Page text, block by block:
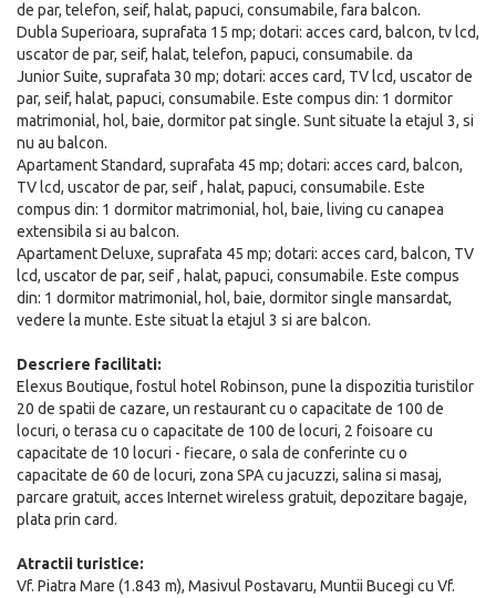
de par, telefon, seif, halat, papuci, consumabile, fara balcon.
Dubla Superioara, suprafata 15 mp; dotari: acces card, balcon, tv lcd,
uscator de par, seif, halat, telefon, papuci, consumabile. da
Junior Suite, suprafata 30 mp; dotari: acces card, TV lcd, uscator de
par, seif, halat, papuci, consumabile. Este compus din: 1 dormitor
matrimonial, hol, baie, dormitor pat single. Sunt situate la etajul 3, si
nu au balcon.
Apartament Standard, suprafata 45 mp; dotari: acces card, balcon,
TV lcd, uscator de par, seif , halat, papuci, consumabile. Este
compus din: 1 dormitor matrimonial, hol, baie, living cu canapea
extensibila si au balcon.
Apartament Deluxe, suprafata 45 mp; dotari: acces card, balcon, TV
lcd, uscator de par, seif , halat, papuci, consumabile. Este compus
din: 1 dormitor matrimonial, hol, baie, dormitor single mansardat,
vedere la munte. Este situat la etajul 3 si are balcon.
Descriere facilitati:
Elexus Boutique, fostul hotel Robinson, pune la dispozitia turistilor
20 de spatii de cazare, un restaurant cu o capacitate de 100 de
locuri, o terasa cu o capacitate de 100 de locuri, 2 foisoare cu
capacitate de 10 locuri - fiecare, o sala de conferinte cu o
capacitate de 60 de locuri, zona SPA cu jacuzzi, salina si masaj,
parcare gratuit, acces Internet wireless gratuit, depozitare bagaje,
plata prin card.
Atractii turistice:
Vf. Piatra Mare (1.843 m), Masivul Postavaru, Muntii Bucegi cu Vf.